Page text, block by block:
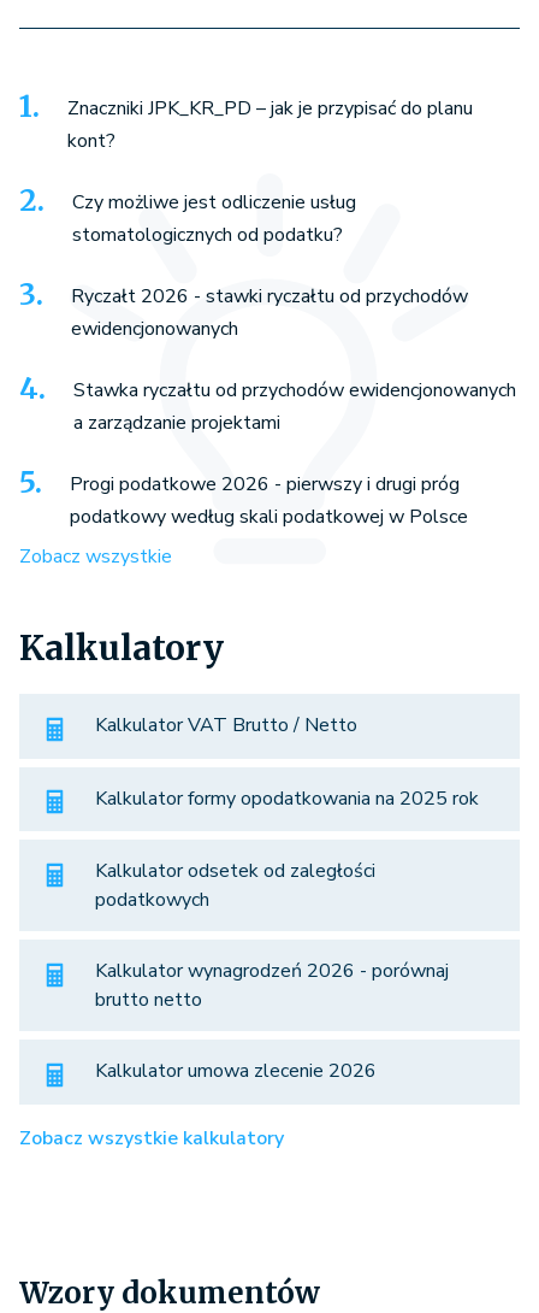
Znaczniki JPK_KR_PD – jak je przypisać do planu
kont?
Czy możliwe jest odliczenie usług
stomatologicznych od podatku?
Ryczałt 2026 - stawki ryczałtu od przychodów
ewidencjonowanych
Stawka ryczałtu od przychodów ewidencjonowanych
a zarządzanie projektami
Progi podatkowe 2026 - pierwszy i drugi próg
podatkowy według skali podatkowej w Polsce
Zobacz wszystkie
Kalkulatory
Kalkulator VAT Brutto / Netto
Kalkulator formy opodatkowania na 2025 rok
Kalkulator odsetek od zaległości
podatkowych
Kalkulator wynagrodzeń 2026 - porównaj
brutto netto
Kalkulator umowa zlecenie 2026
Zobacz wszystkie kalkulatory
Wzory dokumentów